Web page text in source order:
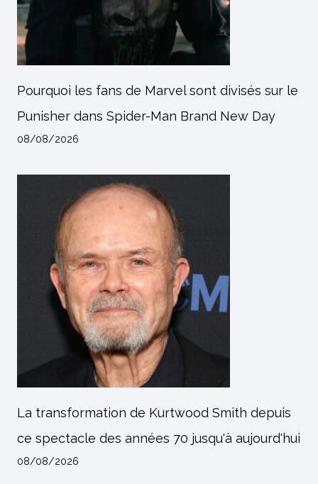
Pourquoi les fans de Marvel sont divisés sur le
Punisher dans Spider-Man Brand New Day
08/08/2026
La transformation de Kurtwood Smith depuis
ce spectacle des années 70 jusqu'à aujourd'hui
08/08/2026